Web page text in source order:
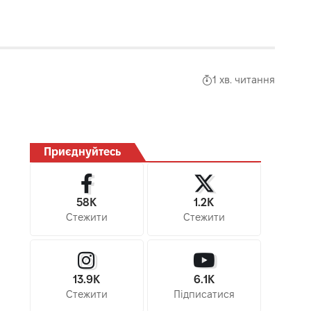
1 хв. читання
Приєднуйтесь
58K
Стежити
1.2K
Стежити
13.9K
Стежити
6.1K
Підписатися